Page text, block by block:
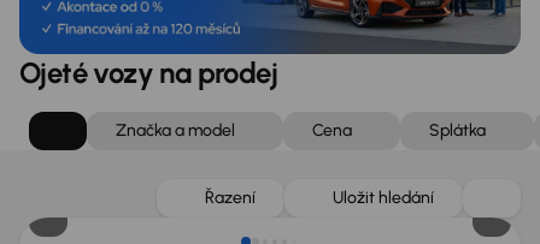
Ojeté vozy na prodej
Značka a model Cena Splátka
Řazení Uložit hledání
Zlevněno o 75 000 Kč